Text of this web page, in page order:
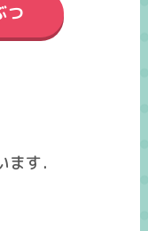
つ
す．